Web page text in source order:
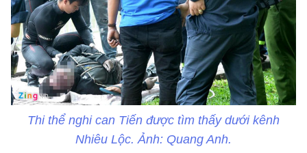
Thi thể nghi can Tiến được tìm thấy dưới kênh
Nhiêu Lộc. Ảnh: Quang Anh.